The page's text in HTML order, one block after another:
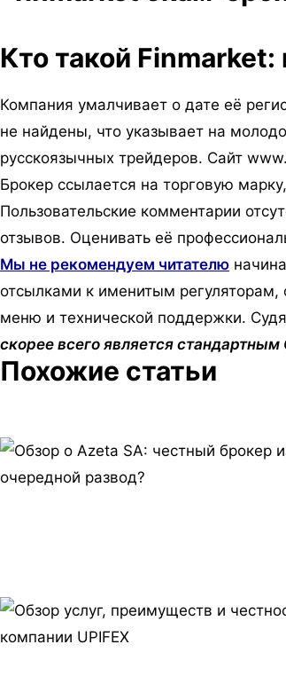
Кто такой
Компания умалчивает о дате её
не найдены, что указывает на
русскоязычных трейдеров. Сайт
Брокер ссылается на торговую
Пользовательские комментарии
отзывов. Оценивать её
Мы не рекомендуем читателю
отсылками к именитым регуляторам,
меню и технической поддержки.
скорее всего является
Похожие статьи